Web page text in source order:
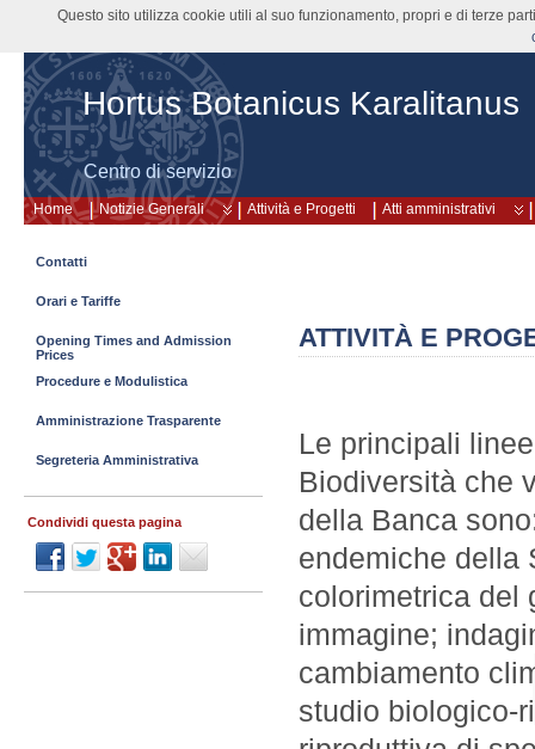
Hortus Botanicus Karalitanus
Centro di servizio
Home Notizie Generali Attività e Progetti Atti amministrativi
ATTIVITÀ E
Le principali
Biodiversità che
della Banca
endemiche della
colorimetrica del
immagine;
cambiamento
studio biologico-
Contatti
Orari e Tariffe
Opening Times and Admission
Prices
Procedure e Modulistica
Amministrazione Trasparente
Segreteria Amministrativa
Condividi questa pagina
Questo sito utilizza cookie utili al suo funzionamento, propri e di terze